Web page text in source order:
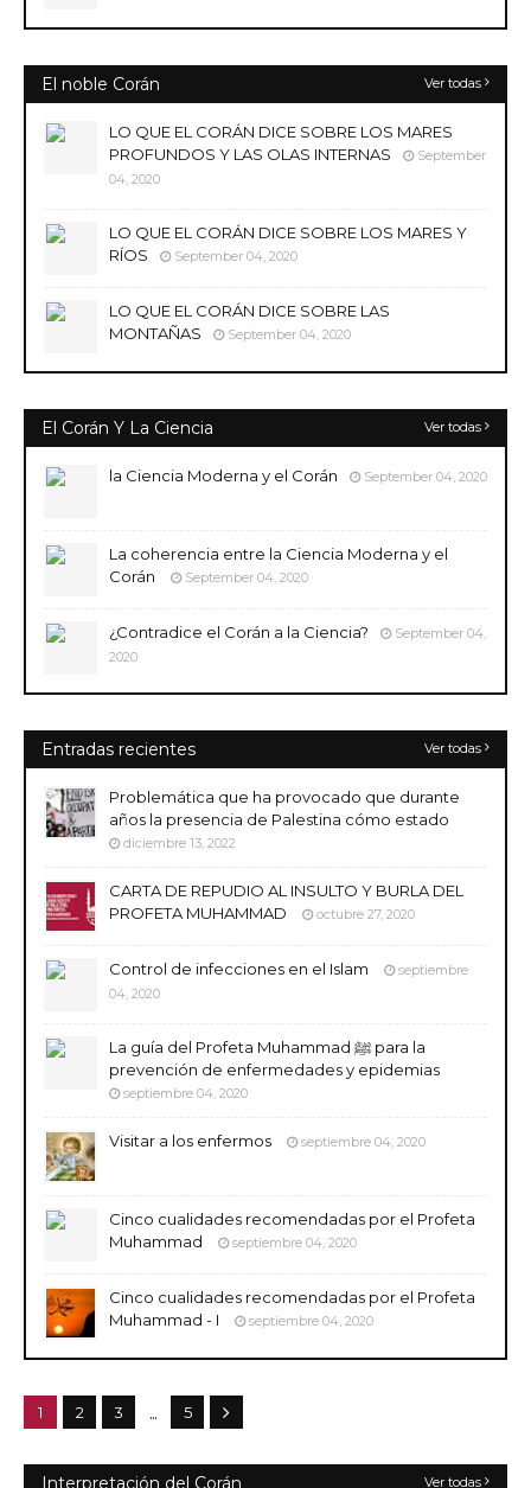
El noble Corán Ver todas
LO QUE EL CORÁN DICE SOBRE LOS MARES
PROFUNDOS Y LAS OLAS INTERNAS
September
04, 2020
LO QUE EL CORÁN DICE SOBRE LOS MARES Y
RÍOS
September 04, 2020
LO QUE EL CORÁN DICE SOBRE LAS
MONTAÑAS
September 04, 2020
El Corán Y La Ciencia Ver todas
la Ciencia Moderna y el Corán September 04, 2020
La coherencia entre la Ciencia Moderna y el
Corán
September 04, 2020
¿Contradice el Corán a la Ciencia?
September 04,
2020
Entradas recientes Ver todas
Problemática que ha provocado que durante
años la presencia de Palestina cómo estado
diciembre 13, 2022
CARTA DE REPUDIO AL INSULTO Y BURLA DEL
PROFETA MUHAMMAD
octubre 27, 2020
Control de infecciones en el Islam
septiembre
04, 2020
La guía del Profeta Muhammad ﷺ para la
prevención de enfermedades y epidemias
septiembre 04, 2020
Visitar a los enfermos septiembre 04, 2020
Cinco cualidades recomendadas por el Profeta
Muhammad
septiembre 04, 2020
Cinco cualidades recomendadas por el Profeta
Muhammad - I
septiembre 04, 2020
1 2 3 ... 5
Interpretación del Corán Ver todas